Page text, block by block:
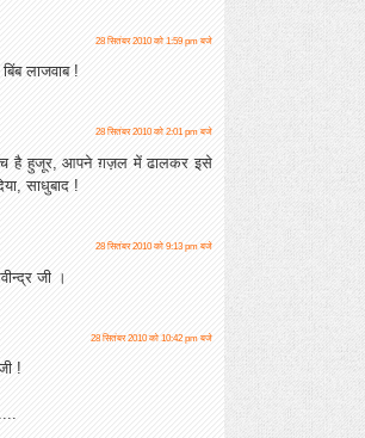
28 सितंबर 2010 को 1:59 pm बजे
लाजवाब !
28 सितंबर 2010 को 2:01 pm बजे
है हुजूर, आपने ग़ज़ल में ढालकर इसे
साधुबाद !
28 सितंबर 2010 को 9:13 pm बजे
जी ।
28 सितंबर 2010 को 10:42 pm बजे
!